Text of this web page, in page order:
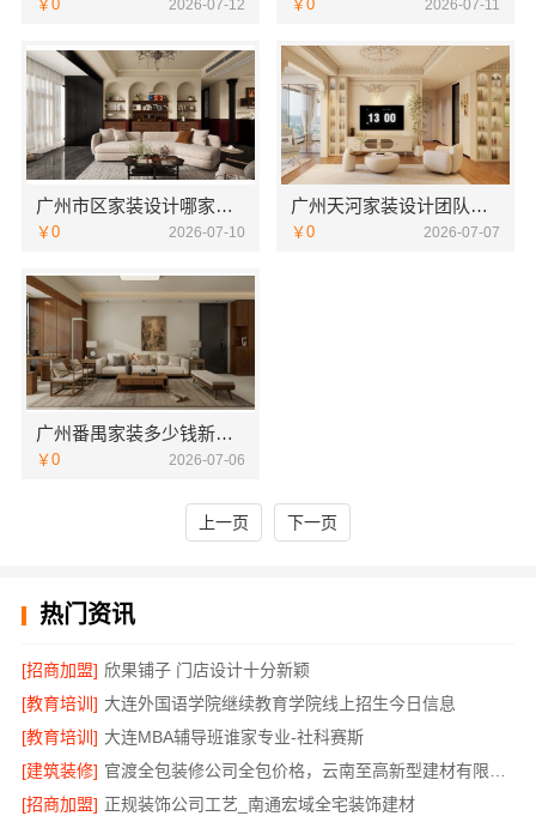
￥0 2026-07-12 ￥0 2026-07-11
广州市区家装设计哪家好毛坯房？精匠饰家推荐
￥0 2026-07-10
广州天河家装设计团队拎包入住精匠饰家
￥0 2026-07-07
广州番禺家装多少钱新房精匠饰家
￥0 2026-07-06
上一页 下一页
热门资讯
[招商加盟] 欣果铺子 门店设计十分新颖
[教育培训] 大连外国语学院继续教育学院线上招生今日信息
[教育培训] 大连MBA辅导班谁家专业-社科赛斯
[建筑装修]
[招商加盟] 正规装饰公司工艺_南通宏域全宅装饰建材